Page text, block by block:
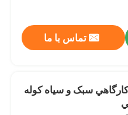
تماس با ما
سبک و سياه کوله